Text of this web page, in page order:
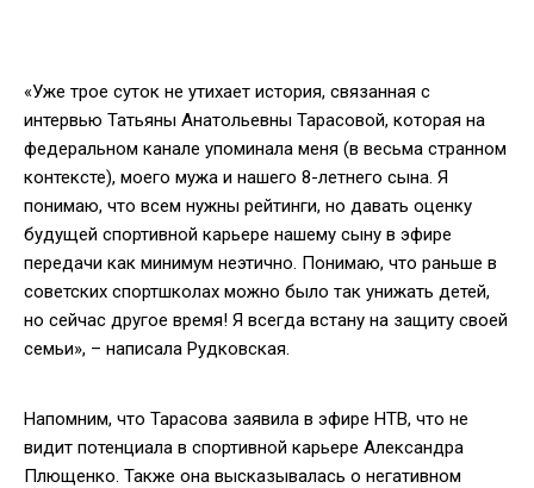
«Уже трое суток не утихает история, связанная с
интервью Татьяны Анатольевны Тарасовой, которая на
федеральном канале упоминала меня (в весьма странном
контексте), моего мужа и нашего 8-летнего сына. Я
понимаю, что всем нужны рейтинги, но давать оценку
будущей спортивной карьере нашему сыну в эфире
передачи как минимум неэтично. Понимаю, что раньше в
советских спортшколах можно было так унижать детей,
но сейчас другое время! Я всегда встану на защиту своей
семьи», – написала Рудковская.
Напомним, что Тарасова заявила в эфире НТВ, что не
видит потенциала в спортивной карьере Александра
Плющенко. Также она высказывалась о негативном